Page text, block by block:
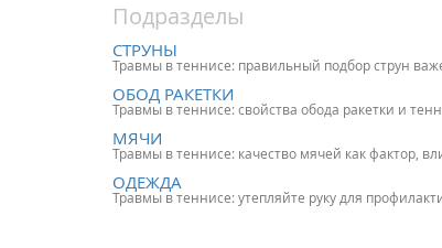
Подразделы
СТРУНЫ
Травмы в теннисе: правильный подбор струн
ОБОД РАКЕТКИ
Травмы в теннисе: свойства обода ракетки и
МЯЧИ
Травмы в теннисе: качество мячей как фактор,
ОДЕЖДА
Травмы в теннисе: утепляйте руку для